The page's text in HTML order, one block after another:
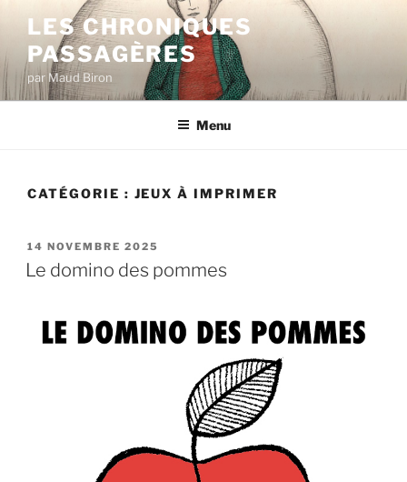
contenu
principal
LES CHRONIQUES
PASSAGÈRES
par Maud Biron
Menu
CATÉGORIE : JEUX À IMPRIMER
PUBLIÉ
LE
14 NOVEMBRE 2025
Le domino des pommes